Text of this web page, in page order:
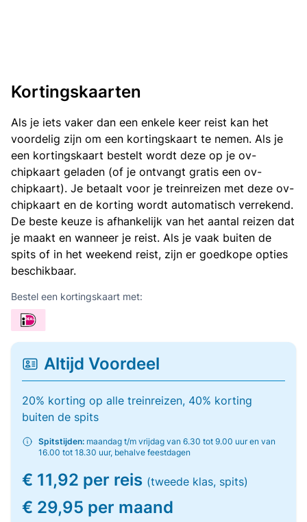
Kortingskaarten
Als je iets vaker dan een enkele keer reist kan het
voordelig zijn om een kortingskaart te nemen. Als je
een kortingskaart bestelt wordt deze op je ov-
chipkaart geladen (of je ontvangt gratis een ov-
chipkaart). Je betaalt voor je treinreizen met deze ov-
chipkaart en de korting wordt automatisch verrekend.
De beste keuze is afhankelijk van het aantal reizen dat
je maakt en wanneer je reist. Als je vaak buiten de
spits of in het weekend reist, zijn er goedkope opties
beschikbaar.
Bestel een kortingskaart met:
Altijd Voordeel
20% korting op alle treinreizen, 40% korting
buiten de spits
Spitstijden: maandag t/m vrijdag van 6.30 tot 9.00 uur en van
16.00 tot 18.30 uur, behalve feestdagen
€ 11,92 per reis (tweede klas, spits)
€ 29,95 per maand